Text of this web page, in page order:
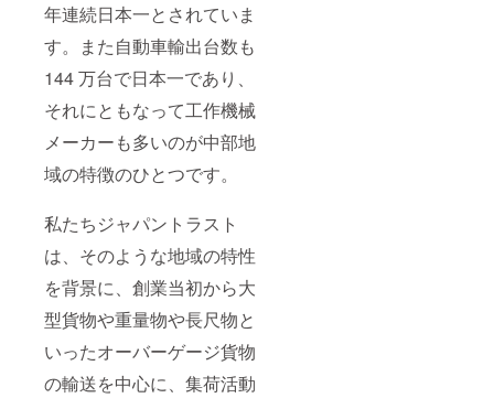
年連続⽇本⼀とされていま
す。また⾃動⾞輸出台数も
144 万台で⽇本⼀であり、
それにともなって⼯作機械
メーカーも多いのが中部地
域の特徴のひとつです。
私たちジャパントラスト
は、そのような地域の特性
を背景に、創業当初から⼤
型貨物や重量物や⻑尺物と
いったオーバーゲージ貨物
の輸送を中⼼に、集荷活動